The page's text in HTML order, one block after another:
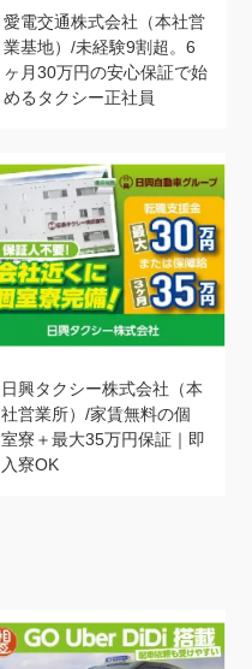
愛電交通株式会社（本社営
業基地）/未経験9割超。6
ヶ月30万円の安心保証で始
めるタクシー正社員
日興タクシー株式会社（本
社営業所）/家賃無料の個
室寮＋最大35万円保証｜即
入寮OK